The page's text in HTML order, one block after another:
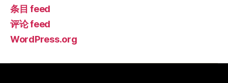
条目 feed
评论 feed
WordPress.org